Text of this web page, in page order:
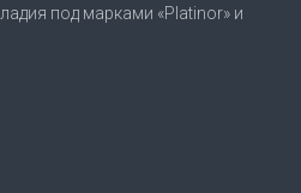
под марками «Platinor» и